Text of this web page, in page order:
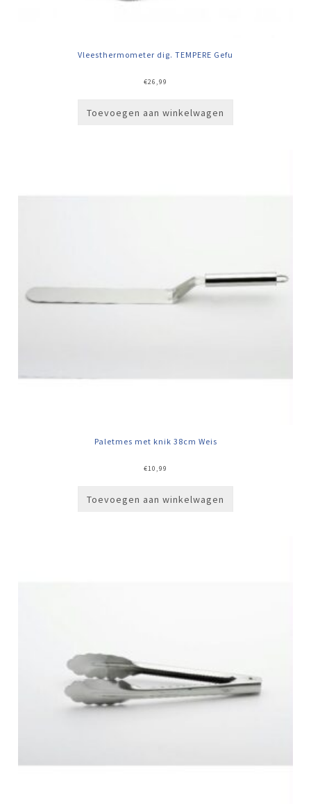
Vleesthermometer dig. TEMPERE Gefu
€26,99
Toevoegen aan winkelwagen
Paletmes met knik 38cm Weis
€10,99
Toevoegen aan winkelwagen